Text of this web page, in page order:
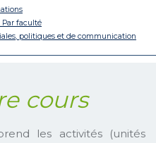
Par faculté
politiques et de communication
cours
les activités (unités